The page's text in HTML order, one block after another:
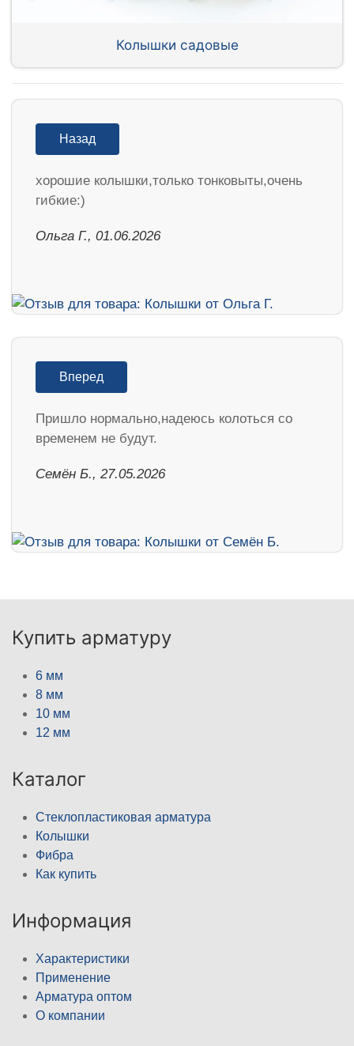
Колышки садовые
Назад
хорошие колышки,только тонковыты,очень
гибкие:)
Ольга Г., 01.06.2026
Вперед
Пришло нормально,надеюсь колоться со
временем не будут.
Семён Б., 27.05.2026
Купить арматуру
6 мм
8 мм
10 мм
12 мм
Каталог
Стеклопластиковая арматура
Колышки
Фибра
Как купить
Информация
Характеристики
Применение
Арматура оптом
О компании